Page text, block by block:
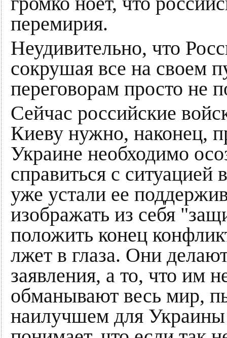
перемирия.
Неудивительно, что
сокрушая все на своем
переговорам просто не
Сейчас российские
Киеву нужно, наконец,
Украине необходимо
справиться с ситуацией
уже устали ее
изображать из себя
положить конец
лжет в глаза. Они
заявления, а то, что им
обманывают весь мир,
наилучшем для Украины